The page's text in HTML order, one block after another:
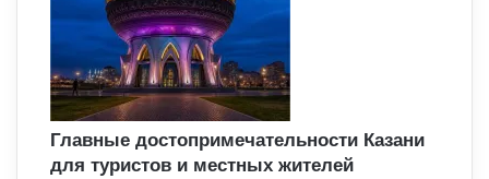
Главные достопримечательности Казани
для туристов и местных жителей